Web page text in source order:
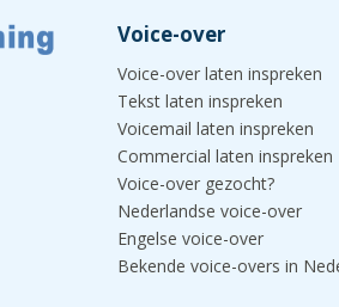
Voice-over
Voice-over laten inspreken
Tekst laten inspreken
Voicemail laten inspreken
Commercial laten inspreken
Voice-over gezocht?
Nederlandse voice-over
Engelse voice-over
Bekende voice-overs in